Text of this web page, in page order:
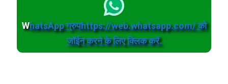
WhatsApp ग्रुपhttps://web.whatsapp.com/ को
जॉईन करने के लिए क्लिक करें.